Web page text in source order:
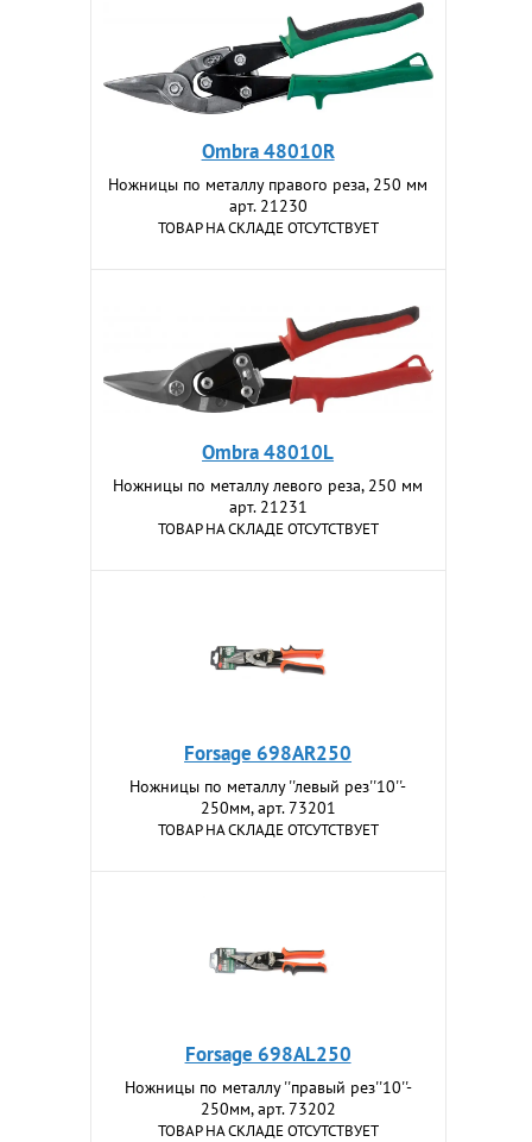
Ombra 48010R
Ножницы по металлу правого реза, 250 мм
арт. 21230
ТОВАР НА СКЛАДЕ ОТСУТСТВУЕТ
Ombra 48010L
Ножницы по металлу левого реза, 250 мм
арт. 21231
ТОВАР НА СКЛАДЕ ОТСУТСТВУЕТ
Forsage 698AR250
Ножницы по металлу ''левый рез''10''-
250мм, арт. 73201
ТОВАР НА СКЛАДЕ ОТСУТСТВУЕТ
Forsage 698AL250
Ножницы по металлу ''правый рез''10''-
250мм, арт. 73202
ТОВАР НА СКЛАДЕ ОТСУТСТВУЕТ